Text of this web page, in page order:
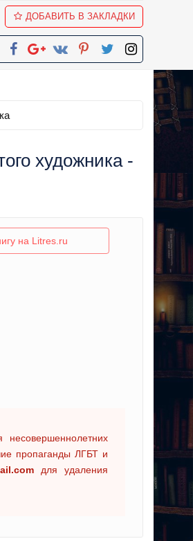
ДОБАВИТЬ В ЗАКЛАДКИ
художника -
на Litres.ru
пропаганды ЛГБТ и
для удаления